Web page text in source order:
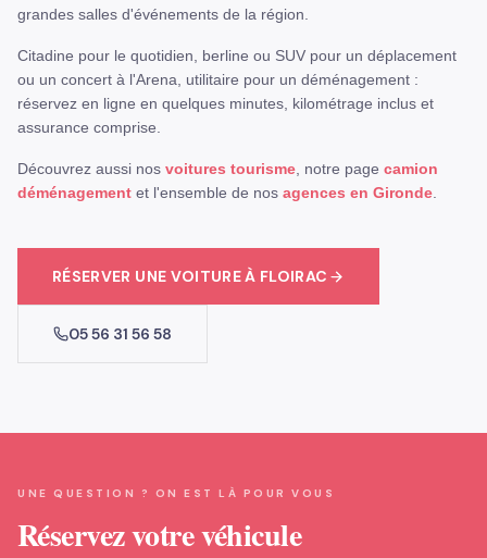
grandes salles d'événements de la région.
Citadine pour le quotidien, berline ou SUV pour un déplacement
ou un concert à l'Arena, utilitaire pour un déménagement :
réservez en ligne en quelques minutes, kilométrage inclus et
assurance comprise.
Découvrez aussi nos voitures tourisme , notre page camion
déménagement et l'ensemble de nos agences en Gironde
RÉSERVER UNE VOITUREÀ FLOIRAC
05 56 31 56 58
UNE QUESTION ? ON EST LÀ POUR VOUS
Réservez votre véhicule